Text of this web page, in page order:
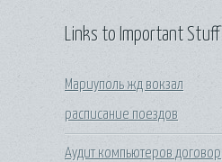
Links to Important Stuff
Мариуполь жд вокзал
расписание поездов
Аудит компьютеров договор